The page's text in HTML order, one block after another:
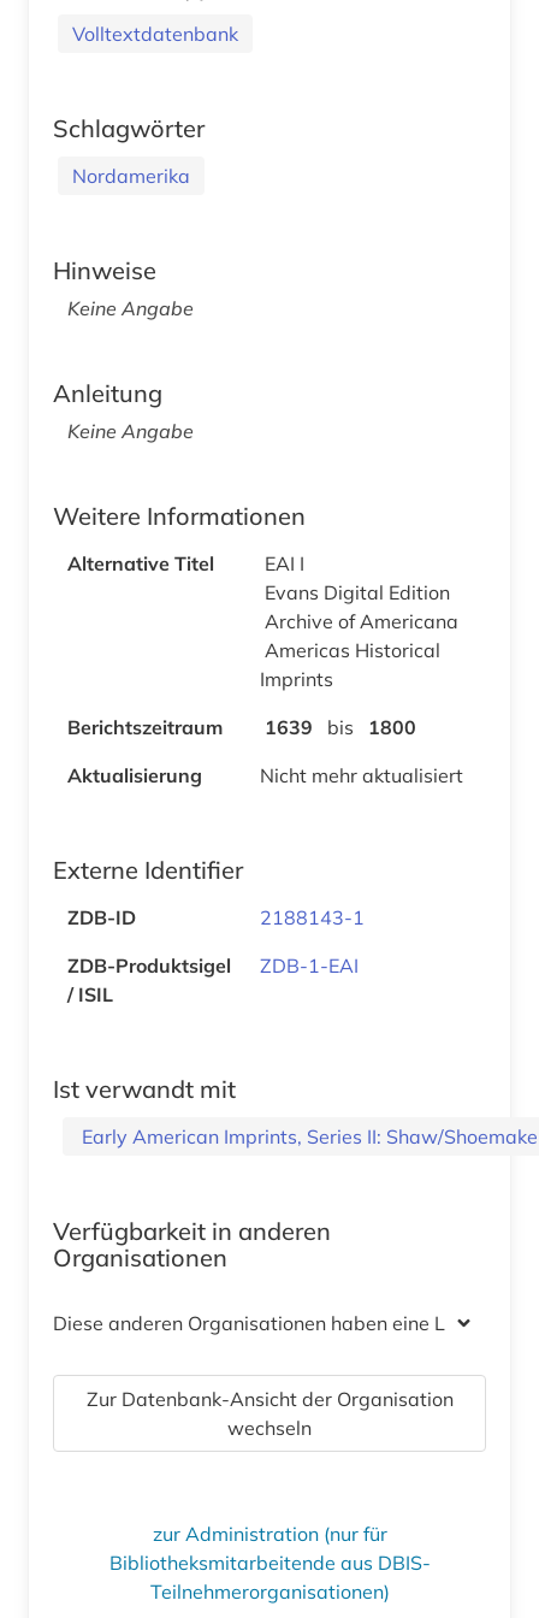
Volltextdatenbank
Schlagwörter
Nordamerika
Hinweise
Keine Angabe
Anleitung
Keine Angabe
Weitere Informationen
Alternative Titel
EAI I
Evans Digital Edition
Archive of Americana
Americas Historical
Imprints
Berichtszeitraum
1639 bis
1800
Aktualisierung
Nicht mehr aktualisiert
Externe Identifier
ZDB-ID
2188143-1
ZDB-Produktsigel
/ ISIL
ZDB-1-EAI
Ist verwandt mit
Early American Imprints, Series II: Shaw/
Verfügbarkeit in anderen
Organisationen
Diese anderen Organisationen haben eine Lizenz
Zur Datenbank-Ansicht der Organisation
wechseln
zur Administration (nur für
Bibliotheksmitarbeitende aus DBIS-
Teilnehmerorganisationen)